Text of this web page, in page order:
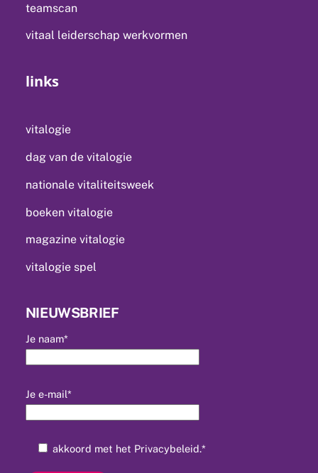
teamscan
vitaal leiderschap werkvormen
links
vitalogie
dag van de vitalogie
nationale vitaliteitsweek
boeken vitalogie
magazine vitalogie
vitalogie spel
NIEUWSBRIEF
Je naam*
Je e-mail*
akkoord met het Privacybeleid.*